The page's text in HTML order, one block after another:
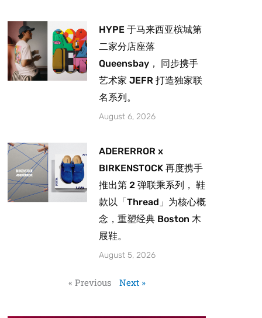
HYPE 于马来西亚槟城第
二家分店座落
Queensbay， 同步携手
艺术家 JEFR 打造独家联
名系列。
August 6, 2026
ADERERROR x
BIRKENSTOCK 再度携手
推出第 2 弹联乘系列， 鞋
款以「Thread」为核心概
念，重塑经典 Boston 木
屐鞋。
August 5, 2026
« Previous Next »